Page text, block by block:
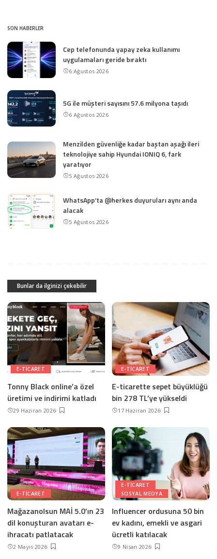
SON HABERLER
Cep telefonunda yapay zeka kullanımı
uygulamaları geride bıraktı
6 Ağustos 2026
5G ile müşteri sayısını 57.6 milyona taşıdı
6 Ağustos 2026
Menzilden güvenliğe kadar baştan aşağı ileri
teknolojiye sahip Hyundai IONIQ 6, fark
yaratıyor
5 Ağustos 2026
WhatsApp’ta @herkes duyuruları aynı anda
alacak
5 Ağustos 2026
Bunlar da ilginizi çekebilir
E-TICARET
Tonny Black online’a özel
üretimi ve indirimi katladı
29 Haziran 2026
E-TICARET
E-ticarette sepet büyüklüğü
bin 278 TL’ye yükseldi
17 Haziran 2026
E-TICARET
Mağazanolsun MAİ 5.0’ın 23
dil konuşturan avatarı e-
ihracatı patlatacak
2 Mayıs 2026
E-TICARET
SOSYAL MEDYA
Influencer ordusuna 50 bin
ev kadını, emekli ve asgari
ücretli katılacak
9 Nisan 2026